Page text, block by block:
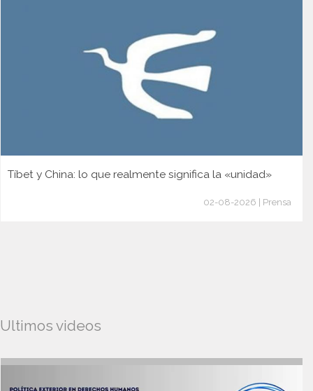
Tíbet y China: lo que realmente significa la «unidad»
02-08-2026 | Prensa
Ultimos videos